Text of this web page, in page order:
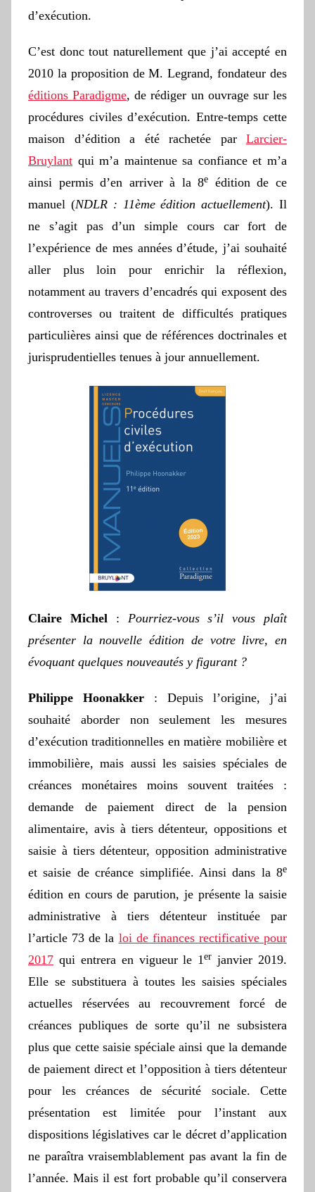
d’exécution.
C’est donc tout naturellement que j’ai accepté en
2010 la proposition de M. Legrand, fondateur des
éditions Paradigme, de rédiger un ouvrage sur les
procédures civiles d’exécution. Entre-temps cette
maison d’édition a été rachetée par Larcier-
Bruylant qui m’a maintenue sa confiance et m’a
ainsi permis d’en arriver à la 8e
édition de ce
manuel (NDLR : 11ème édition actuellement). Il
ne s’agit pas d’un simple cours car fort de
l’expérience de mes années d’étude, j’ai souhaité
aller plus loin pour enrichir la réflexion,
notamment au travers d’encadrés qui exposent des
controverses ou traitent de difficultés pratiques
particulières ainsi que de références doctrinales et
jurisprudentielles tenues à jour annuellement.
Claire Michel: Pourriez-vous s’il vous plaît
présenter la nouvelle édition de votre livre, en
évoquant quelques nouveautés y figurant ?
Philippe Hoonakker : Depuis l’origine, j’ai
souhaité aborder non seulement les mesures
d’exécution traditionnelles en matière mobilière et
immobilière, mais aussi les saisies spéciales de
créances monétaires moins souvent traitées :
demande de paiement direct de la pension
alimentaire, avis à tiers détenteur, oppositions et
saisie à tiers détenteur, opposition administrative
et saisie de créance simplifiée. Ainsi dans la 8e
édition en cours de parution, je présente la saisie
administrative à tiers détenteur instituée par
l’article 73 de la loi de finances rectificative pour
2017 qui entrera en vigueur le 1er janvier 2019.
Elle se substituera à toutes les saisies spéciales
actuelles réservées au recouvrement forcé de
créances publiques de sorte qu’il ne subsistera
plus que cette saisie spéciale ainsi que la demande
de paiement direct et l’opposition à tiers détenteur
pour les créances de sécurité sociale. Cette
présentation est limitée pour l’instant aux
dispositions législatives car le décret d’application
ne paraîtra vraisemblablement pas avant la fin de
l’année. Mais il est fort probable qu’il conservera